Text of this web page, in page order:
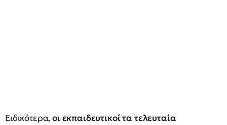
Ειδικότερα,οι εκπαιδευτικοί τα τελευταία